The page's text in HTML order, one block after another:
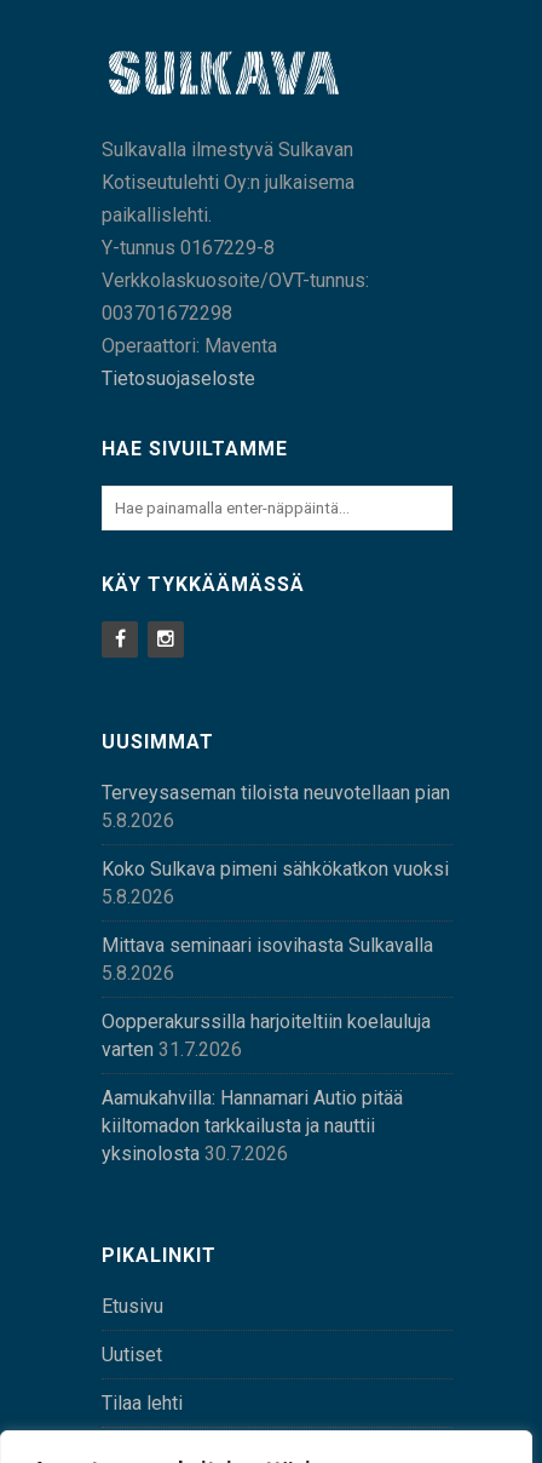
Sulkavalla ilmestyvä Sulkavan
Kotiseutulehti Oy:n julkaisema
paikallislehti.
Y-tunnus 0167229-8
Verkkolaskuosoite/OVT-tunnus:
003701672298
Operaattori: Maventa
Tietosuojaseloste
HAE SIVUILTAMME
KÄY TYKKÄÄMÄSSÄ
UUSIMMAT
Terveysaseman tiloista neuvotellaan pian
5.8.2026
Koko Sulkava pimeni sähkökatkon vuoksi
5.8.2026
Mittava seminaari isovihasta Sulkavalla
5.8.2026
Oopperakurssilla harjoiteltiin koelauluja
varten 31.7.2026
Aamukahvilla: Hannamari Autio pitää
kiiltomadon tarkkailusta ja nauttii
yksinolosta 30.7.2026
PIKALINKIT
Etusivu
Uutiset
Tilaa lehti